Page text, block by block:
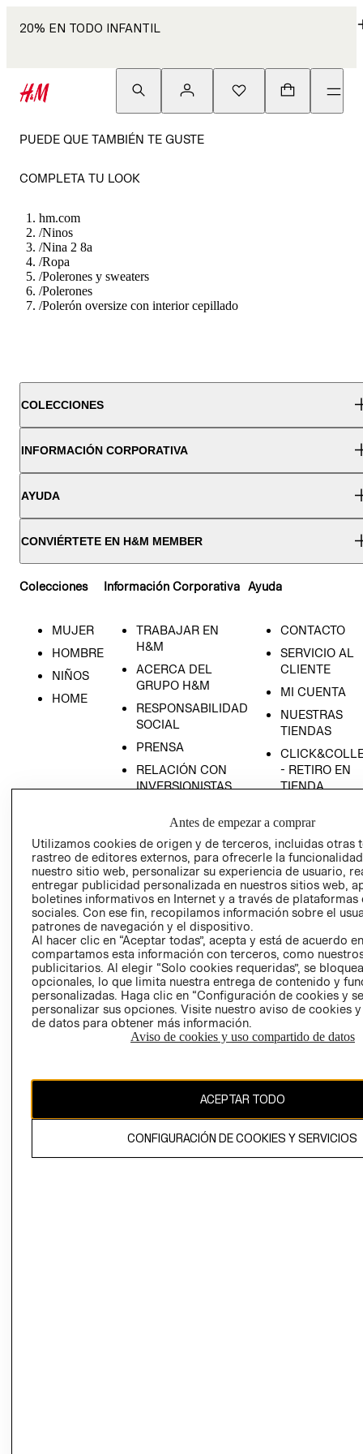
20% EN TODO INFANTIL
PUEDE QUE TAMBIÉN TE GUSTE
COMPLETA TU LOOK
hm.com
/Ninos
/Nina 2 8a
/Ropa
/Polerones y sweaters
/Polerones
/Polerón oversize con interior cepillado
COLECCIONES
INFORMACIÓN CORPORATIVA
AYUDA
CONVIÉRTETE EN H&M MEMBER
Colecciones
MUJER
HOMBRE
NIÑOS
HOME
Información Corporativa
TRABAJAR EN
H&M
ACERCA DEL
GRUPO H&M
RESPONSABILIDAD
SOCIAL
PRENSA
RELACIÓN CON
INVERSIONISTAS
EMPRESARIAL
Ayuda
CONTACTO
SERVICIO AL
CLIENTE
MI CUENTA
NUESTRAS
TIENDAS
- RETIRO EN
TIENDA
CONDICIONES
AVISO DE
PRIVACIDAD
GIFT CARD
AVISO DE
El contenido de esta página web está protegido por copyright y es
Antes de empezar a comprar
Utilizamos cookies de origen y de terceros, incluidas otras
rastreo de editores externos, para ofrecerle la
nuestro sitio web, personalizar su experiencia de usuario,
entregar publicidad personalizada en nuestros sitios web,
boletines informativos en Internet y a través de plataformas
sociales. Con ese fin, recopilamos información sobre el
patrones de navegación y el dispositivo.
Al hacer clic en “Aceptar todas”, acepta y está de acuerdo
compartamos esta información con terceros, como
publicitarios. Al elegir “Solo cookies requeridas”, se
opcionales, lo que limita nuestra entrega de contenido y
personalizadas. Haga clic en “Configuración de cookies y
personalizar sus opciones. Visite nuestro aviso de cookies
de datos para obtener más información.
Aviso de cookies y uso compartido de datos
ACEPTAR TODO
CONFIGURACIÓN DE COOKIES Y SERVICIOS